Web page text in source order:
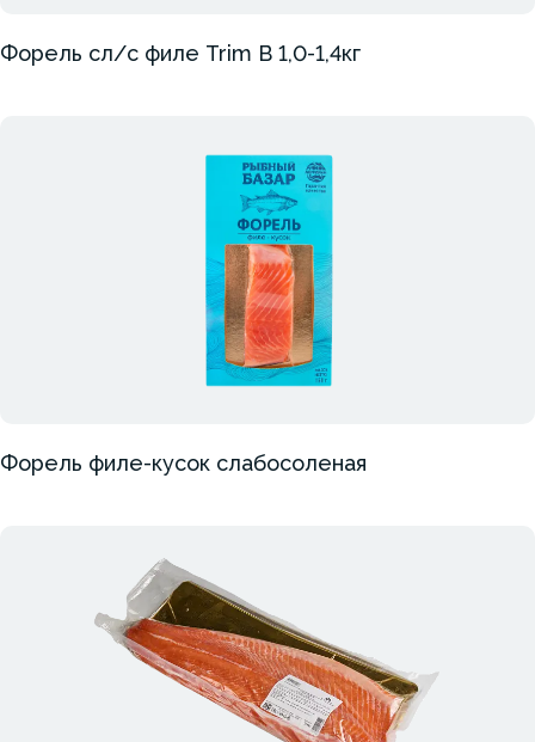
Форель сл/с филе Trim B 1,0-1,4кг
Форель филе-кусок слабосоленая